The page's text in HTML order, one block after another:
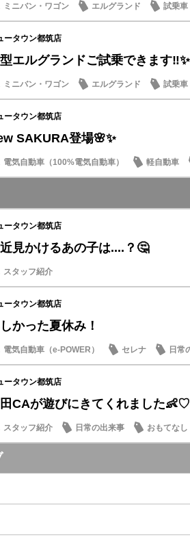
ミニバン・ワゴン エルグランド
試乗車
豆知識
ータウン都筑店
エルグランドご試乗できます‼️✨
ミニバン・ワゴン エルグランド
試乗車
話題の情報
ータウン都筑店
SAKURA登場🌸✨
電気自動車（100%電気自動車）
軽自動車
話題の情報
ータウン都筑店
見かけるあの子は....？🤔
スタッフ紹介
ータウン都筑店
かった夏休み！
電気自動車（e-POWER） セレナ 日常
ータウン都筑店
CAが遊びにきてくれました👶♡
スタッフ紹介 日常の出来事 おもてなし